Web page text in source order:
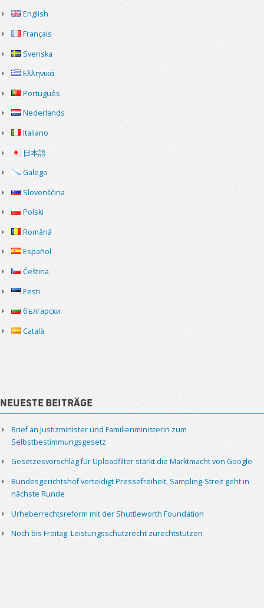
English
Français
Svenska
Ελληνικά
Português
Nederlands
Italiano
日本語
Galego
Slovenščina
Polski
Română
Español
Čeština
Eesti
български
Català
Neueste Beiträge
Brief an Justizminister und Familienministerin zum
Selbstbestimmungsgesetz
Gesetzesvorschlag für Uploadfilter stärkt die Marktmacht von Google
Bundesgerichtshof verteidigt Pressefreiheit, Sampling-Streit geht in
nächste Runde
Urheberrechtsreform mit der Shuttleworth Foundation
Noch bis Freitag: Leistungsschutzrecht zurechtstutzen